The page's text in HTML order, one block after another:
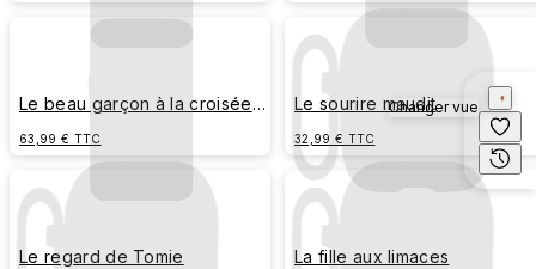
Le beau garçon à la croisée
63,99 € TTC
Le sourire maudit
32,99 € TTC
Le regard de Tomie La fille aux limaces
Changer vue